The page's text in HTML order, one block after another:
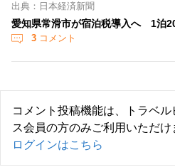
出典：日本経済新聞
愛知県常滑市が宿泊税導入へ 1泊
3 コメント
コメント投稿機能は、トラベ
ス会員の方のみご利用いただけ
ログインはこちら